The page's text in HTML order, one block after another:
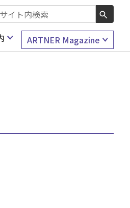
択
索キーワード入力
ARTNER Magazine